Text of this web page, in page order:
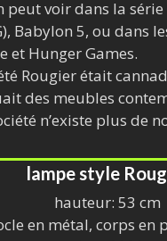
peut voir dans la série
Babylon 5, ou dans
et Hunger Games.
Rougier était
des meubles
n’existe plus de
lampe style
hauteur: 53 cm
en métal, corps en